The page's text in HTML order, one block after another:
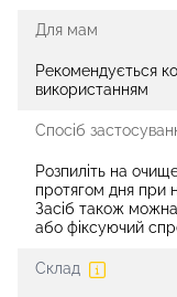
Для мам
Рекомендується
використанням
Спосіб
Розпиліть на
протягом дня при
Засіб також
або фіксуючий
Склад